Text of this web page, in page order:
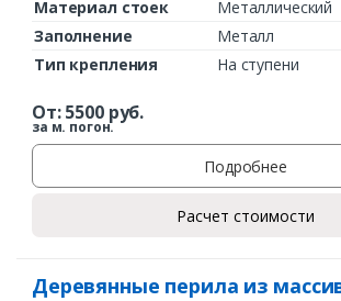
Материал стоек
Металлический
Заполнение
Металл
Тип крепления
На ступени
От:5500руб.
за м. погон.
Подробнее
Расчет стоимости
Деревянные перила из